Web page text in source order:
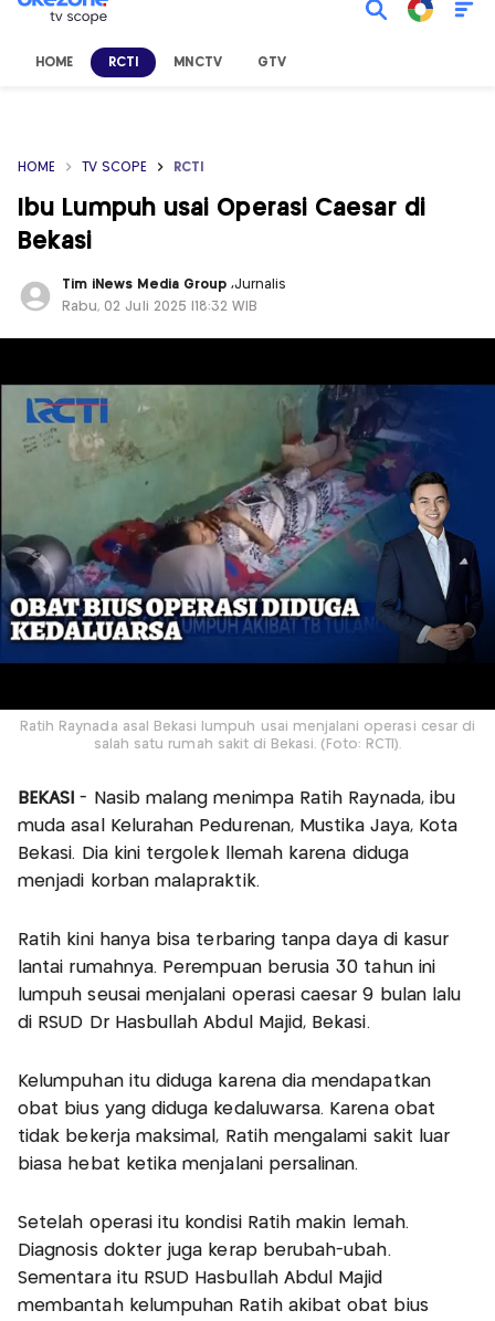
HOME RCTI MNCTV GTV
HOME TV SCOPE RCTI
Ibu Lumpuh usai Operasi Caesar di
Bekasi
Tim iNews Media Group,Jurnalis
Rabu, 02 Juli 2025 |18:32 WIB
Ratih Raynada asal Bekasi lumpuh usai menjalani operasi cesar di
salah satu rumah sakit di Bekasi. (Foto: RCTI).
BEKASI- Nasib malang menimpa Ratih Raynada, ibu
muda asal Kelurahan Pedurenan, Mustika Jaya, Kota
Bekasi. Dia kini tergolek llemah karena diduga
menjadi korban malapraktik.
Ratih kini hanya bisa terbaring tanpa daya di kasur
lantai rumahnya. Perempuan berusia 30 tahun ini
lumpuh seusai menjalani operasi caesar 9 bulan lalu
di RSUD Dr Hasbullah Abdul Majid, Bekasi.
Kelumpuhan itu diduga karena dia mendapatkan
obat bius yang diduga kedaluwarsa. Karena obat
tidak bekerja maksimal, Ratih mengalami sakit luar
biasa hebat ketika menjalani persalinan.
Setelah operasi itu kondisi Ratih makin lemah.
Diagnosis dokter juga kerap berubah-ubah.
Sementara itu RSUD Hasbullah Abdul Majid
membantah kelumpuhan Ratih akibat obat bius